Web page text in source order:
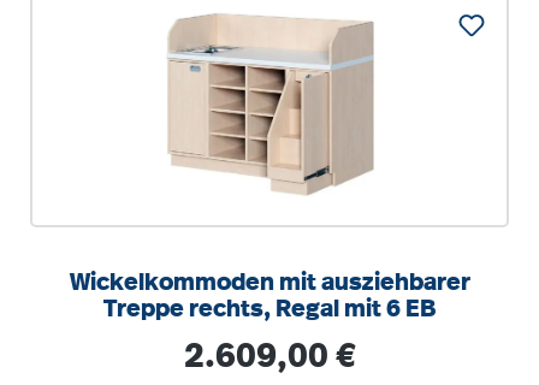
Wickelkommoden mit ausziehbarer
Treppe rechts, Regal mit 6 EB
Regulärer Preis:
2.609,00 €